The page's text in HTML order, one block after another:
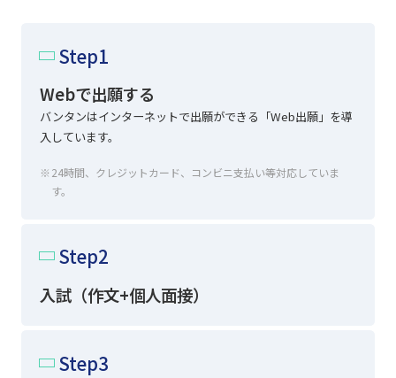
Step1
Webで出願する
バンタンはインターネットで出願ができる 「Web出願」 を導
入しています。
24時間、クレジットカード、コンビニ支払い等対応していま
す。
Step2
入試（作文+個人面接）
Step3